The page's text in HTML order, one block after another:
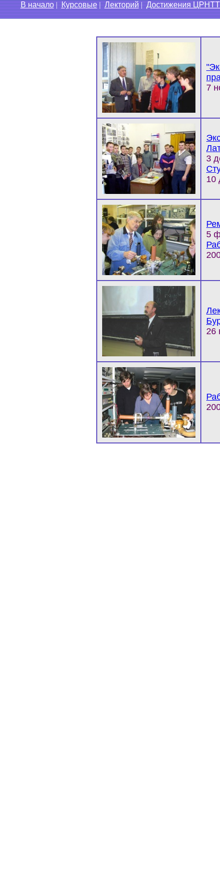
В начало|Курсовые|Лекторий|Достижения
7
3
10
5
26